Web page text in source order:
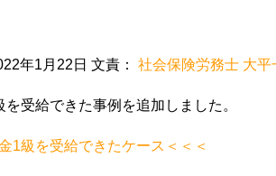
2019-09-02 2019-07-22
年1月22日 文責： 社会保険労務士 大平
受給できた事例を追加しました。
1級を受給できたケース＜＜＜